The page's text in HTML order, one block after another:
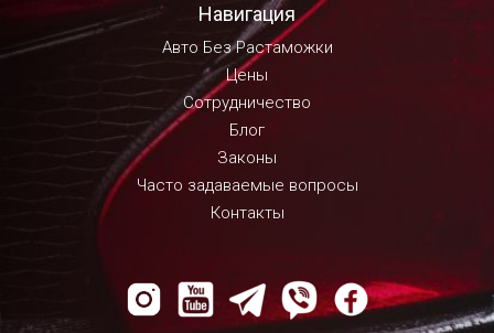
Навигация
Авто Без Растаможки
Цены
Сотрудничество
Блог
Законы
Часто задаваемые вопросы
Контакты